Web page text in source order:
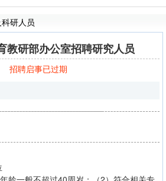
研人员
教研部办公室招聘研究人员
招聘启事已过期